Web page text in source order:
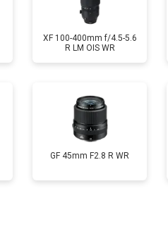
XF 100-400mm f/4.5-5.6
R LM OIS WR
GF 45mm F2.8 R WR